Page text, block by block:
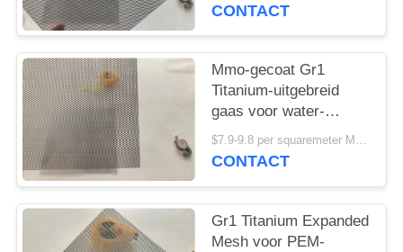
CONTACT
Mmo-gecoat Gr1
Titanium-uitgebreid
gaas voor water-
elektrolizer 2*4 mm
$7.9-9.8 per squaremeter MOQ:50 stuks
CONTACT
Gr1 Titanium Expanded
Mesh voor PEM-